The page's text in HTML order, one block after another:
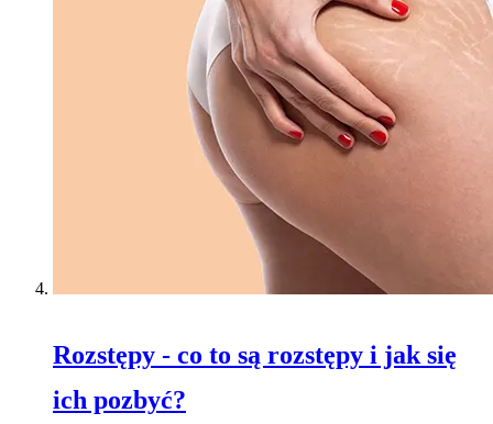
Rozstępy - co to są rozstępy i jak się
ich pozbyć?